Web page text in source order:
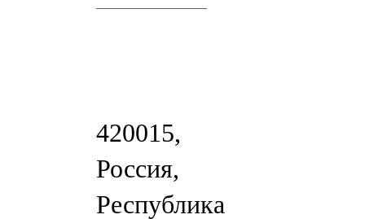
420015,
Россия,
Республика